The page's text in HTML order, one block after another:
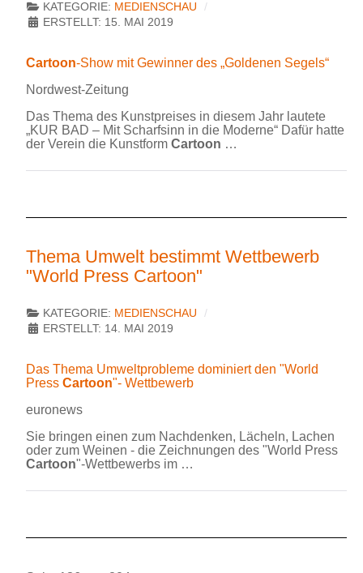
KATEGORIE: MEDIENSCHAU
ERSTELLT: 15. MAI 2019
Cartoon-Show mit Gewinner des „Goldenen Segels“
Nordwest-Zeitung
Das Thema des Kunstpreises in diesem Jahr lautete
„KUR BAD – Mit Scharfsinn in die Moderne“ Dafür hatte
der Verein die Kunstform Cartoon …
Thema Umwelt bestimmt Wettbewerb
"World Press Cartoon"
KATEGORIE: MEDIENSCHAU
ERSTELLT: 14. MAI 2019
Das Thema Umweltprobleme dominiert den "World
Press Cartoon"- Wettbewerb
euronews
Sie bringen einen zum Nachdenken, Lächeln, Lachen
oder zum Weinen - die Zeichnungen des "World Press
Cartoon"-Wettbewerbs im …